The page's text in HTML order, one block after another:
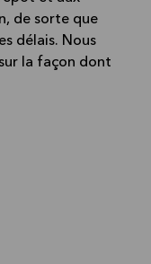
de sorte que
délais. Nous
la façon dont